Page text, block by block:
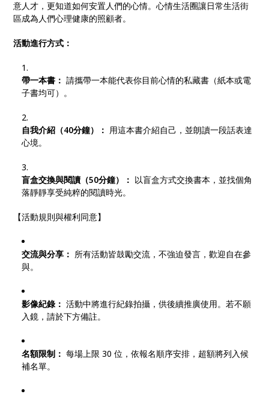
意人才，更知道如何安置人們的心情。心情生活圈讓日常生活街
區成為人們心理健康的照顧者。
活動進行方式：
帶一本書： 請攜帶一本能代表你目前心情的私藏書（紙本或電
子書均可）。
自我介紹（40分鐘）： 用這本書介紹自己，並朗讀一段話表達
心境。
盲盒交換與閱讀（50分鐘）： 以盲盒方式交換書本，並找個角
落靜靜享受純粹的閱讀時光。
【活動規則與權利同意】
交流與分享： 所有活動皆鼓勵交流，不強迫發言，歡迎自在參
與。
影像紀錄： 活動中將進行紀錄拍攝，供後續推廣使用。若不願
入鏡，請於下方備註。
名額限制： 每場上限 30 位，依報名順序安排，超額將列入候
補名單。